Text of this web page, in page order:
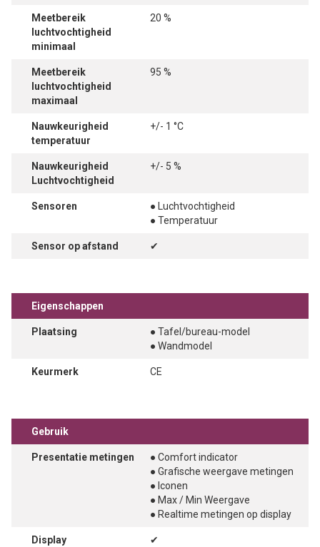
Meetbereik
luchtvochtigheid
minimaal
20 %
Meetbereik
luchtvochtigheid
maximaal
95 %
Nauwkeurigheid
temperatuur
+/- 1 °C
Nauwkeurigheid
Luchtvochtigheid
+/- 5 %
Sensoren
● Luchtvochtigheid
● Temperatuur
Sensor op afstand ✔
Eigenschappen
Plaatsing
● Tafel/bureau-model
● Wandmodel
Keurmerk CE
Gebruik
Presentatie metingen
● Comfort indicator
● Grafische weergave metingen
● Iconen
● Max / Min Weergave
● Realtime metingen op display
Display ✔